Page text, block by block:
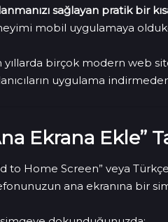
sağlayan pratik bir
mobil uygulamaya
yıllarda birçok modern web
uygulama
Ekrana Ekle”
to Home Screen” veya
ana ekranına bir